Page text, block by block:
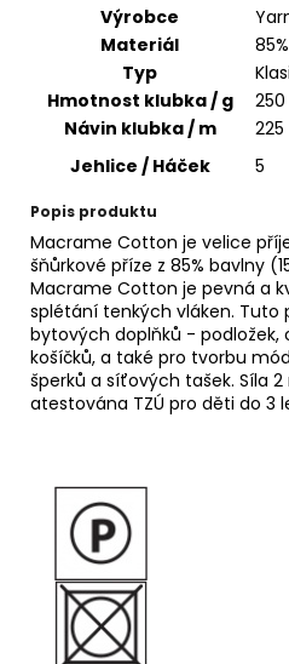
Výrobce
Materiál
Typ
Hmotnost klubka / g
250
Návin klubka / m
225
Jehlice / Háček
5
Popis produktu
Macrame Cotton je velice
šňůrkové příze z 85% bavlny
Macrame Cotton je pevná a
splétání tenkých vláken. Tuto
bytových doplňků - podložek,
košíčků, a také pro tvorbu
šperků a síťových tašek. Síla
atestována TZÚ pro děti do 3
m
BATIK
9830
110
Kč